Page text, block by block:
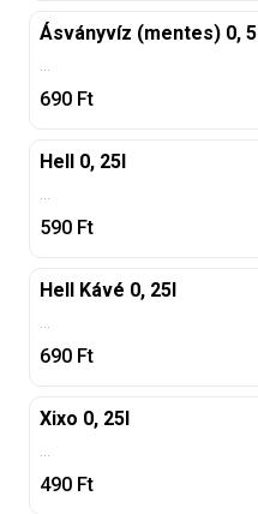
Ásványvíz (mentes) 0, 5l
...
690 Ft
Hell 0, 25l
...
590 Ft
Hell Kávé 0, 25l
...
690 Ft
Xixo 0, 25l
...
490 Ft